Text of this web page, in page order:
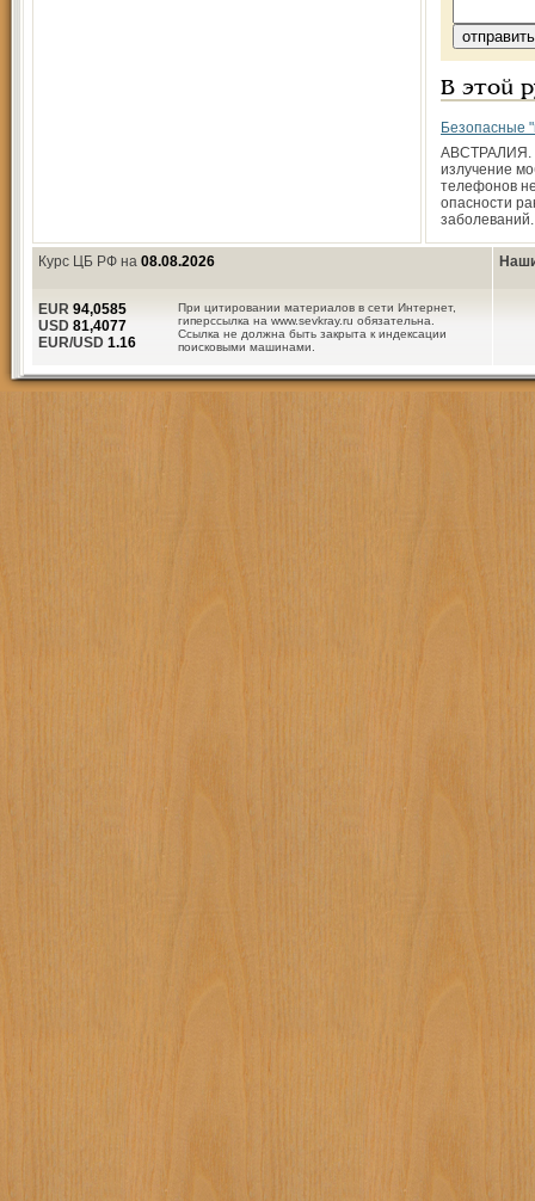
В этой
Безопасные
АВСТРАЛИЯ.
излучение
телефонов
опасности
заболеваний.
Курс ЦБ РФ на 08.08.2026
При цитировании материалов в сети Интернет,
гиперссылка на www.sevkray.ru обязательна.
Ссылка не должна быть закрыта к индексации
поисковыми машинами.
EUR 94,0585
USD 81,4077
EUR/USD 1.16